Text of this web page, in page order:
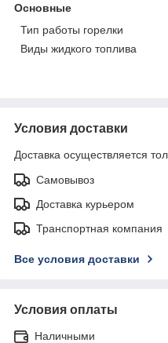
Основные
Тип работы горелки
Виды жидкого топлива
Условия доставки
Доставка осуществляется
Самовывоз
Доставка курьером
Транспортная компания
Все условия доставки
Условия оплаты
Наличными